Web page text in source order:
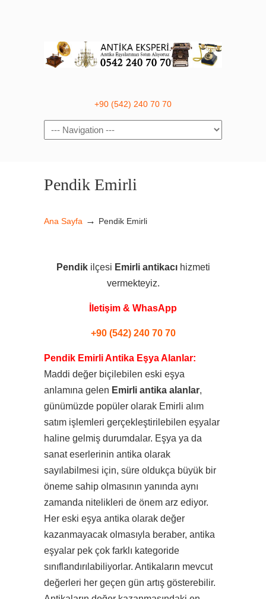
+90 (542) 240 70 70
Navigation
Pendik Emirli
Ana Sayfa → Pendik Emirli
Pendik ilçesi Emirli antikacı hizmeti
vermekteyiz.
İletişim & WhasApp
+90 (542) 240 70 70
Pendik Emirli Antika Eşya Alanlar:
Maddi değer biçilebilen eski eşya
anlamına gelen Emirli antika alanlar,
günümüzde popüler olarak Emirli alım
satım işlemleri gerçekleştirilebilen eşyalar
haline gelmiş durumdalar. Eşya ya da
sanat eserlerinin antika olarak
sayılabilmesi için, süre oldukça büyük bir
öneme sahip olmasının yanında aynı
zamanda nitelikleri de önem arz ediyor.
Her eski eşya antika olarak değer
kazanmayacak olmasıyla beraber, antika
eşyalar pek çok farklı kategoride
sınıflandırılabiliyorlar. Antikaların mevcut
değerleri her geçen gün artış gösterebilir.